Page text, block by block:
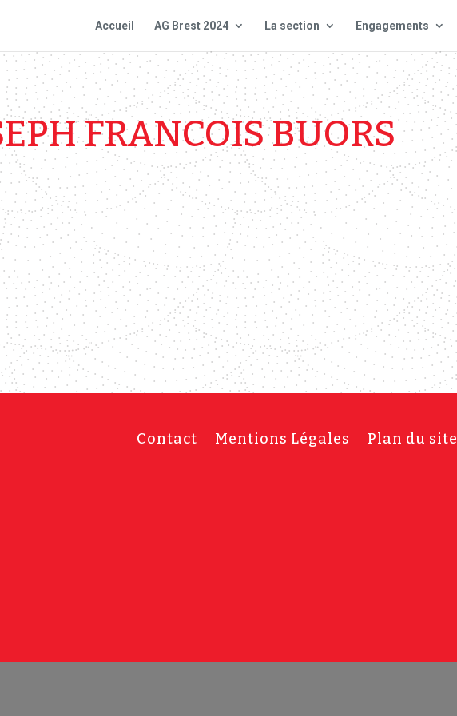
Accueil AG Brest 2024 La section Engagements
FRANCOIS BUORS
Contact Mentions Légales Plan du site